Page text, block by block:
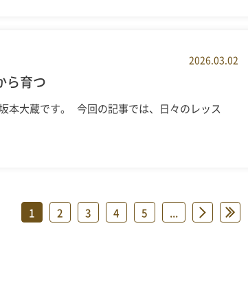
2026.03.02
ら育つ
本大蔵です。 今回の記事では、日々のレッス
1 2 3 4 5 ... » »